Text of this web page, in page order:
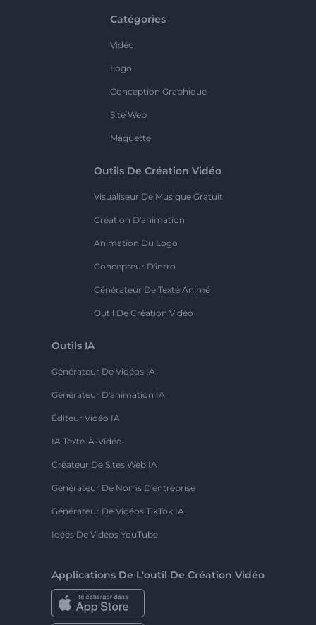
Catégories
Vidéo
Logo
Conception Graphique
Site Web
Maquette
Outils De Création Vidéo
Visualiseur De Musique Gratuit
Création D'animation
Animation Du Logo
Concepteur D'intro
Générateur De Texte Animé
Outil De Création Vidéo
Outils IA
Générateur De Vidéos IA
Générateur D'animation IA
Éditeur Vidéo IA
IA Texte-À-Vidéo
Créateur De Sites Web IA
Générateur De Noms D'entreprise
Générateur De Vidéos TikTok IA
Idées De Vidéos YouTube
Applications De L'outil De Création Vidéo